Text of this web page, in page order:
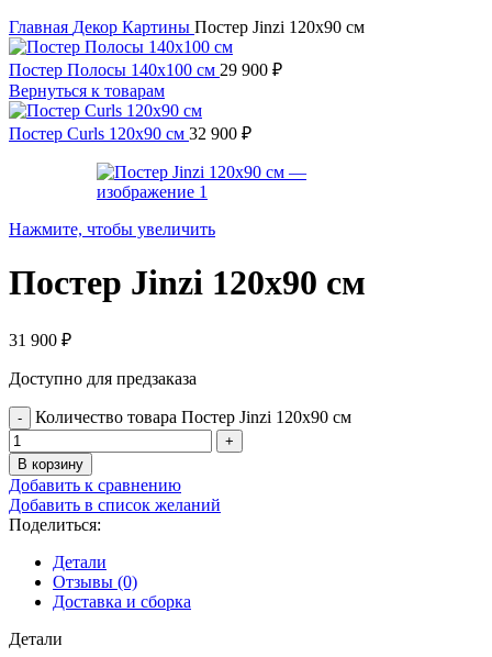
Главная Декор Картины Постер Jinzi 120х90 см
Постер Полосы 140х100 см 29 900 ₽
Вернуться к товарам
Постер Curls 120х90 см 32 900 ₽
Нажмите, чтобы увеличить
Постер Jinzi 120х90 см
31 900 ₽
Доступно для предзаказа
Количество товара Постер Jinzi 120х90 см
В корзину
Добавить к сравнению
Добавить в список желаний
Поделиться:
Детали
Отзывы (0)
Доставка и сборка
Детали